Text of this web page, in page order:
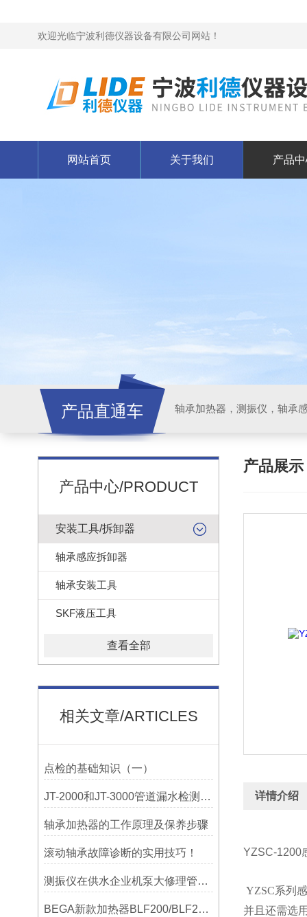
欢迎光临宁波利德仪器设备有限公司网站！
网站首页 关于我们 产品
产品直通车 轴承加热器，测振仪，轴承
产品中心/PRODUCT
安装工具/拆卸器
轴承感应拆卸器
轴承安装工具
SKF液压工具
查看全部
相关文章/ARTICLES
点检的基础知识（一）
JT-2000和JT-3000管道漏水检测，检漏仪器在实测应用中的特点
轴承加热器的工作原理及保养步骤
滚动轴承故障诊断的实用技巧！
测振仪在供水企业机泵大修理管理上的应用！！！
BEGA新款加热器BLF200/BLF201/BLF202参数选型表
产品展示
详情介绍
YZSC-1200
YZSC系列
并且还需选